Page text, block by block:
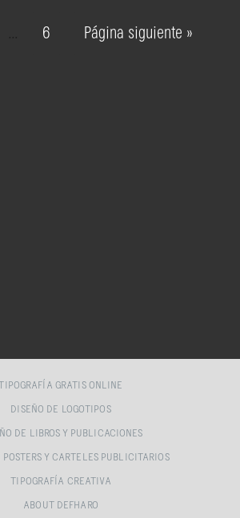
6 Página siguiente »
TIPOGRAFÍA GRATIS ONLINE
DISEÑO DE LOGOTIPOS
DE LIBROS Y PUBLICACIONES
POSTERS Y CARTELES PUBLICITARIOS
TIPOGRAFÍA CREATIVA
ABOUT DEFHARO